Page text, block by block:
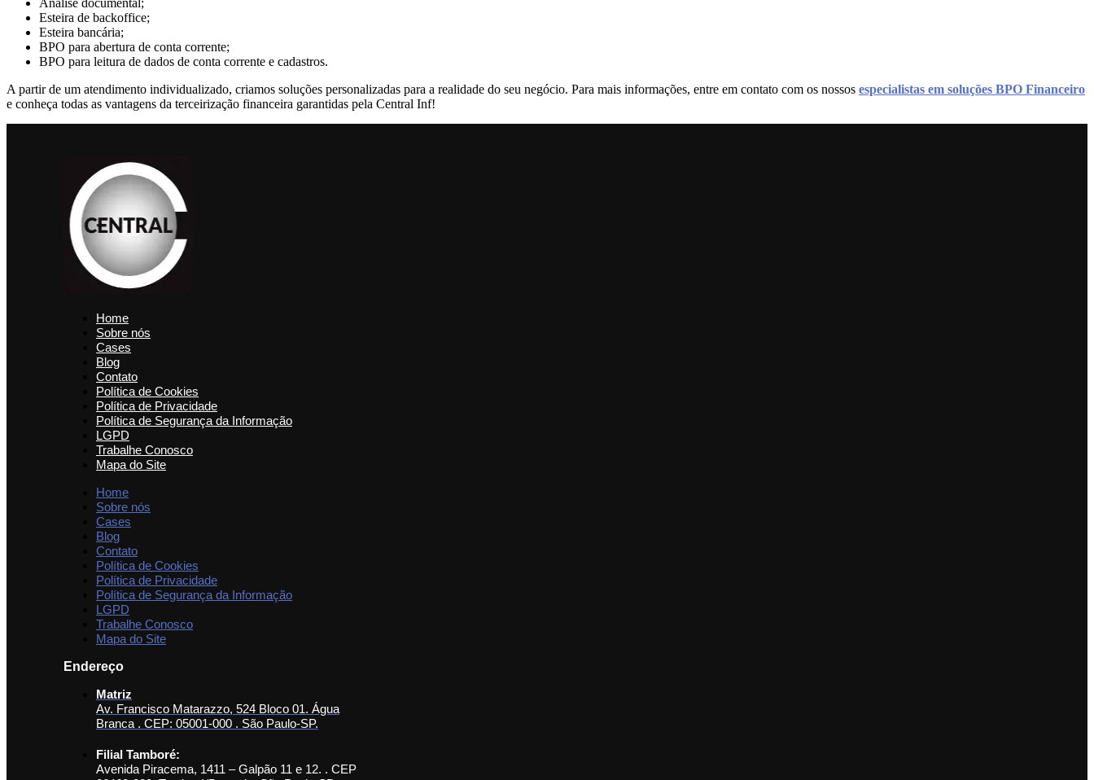
Análise documental;
Esteira de backoffice;
Esteira bancária;
BPO para abertura de conta corrente;
BPO para leitura de dados de conta corrente e cadastros.
A partir de um atendimento individualizado, criamos soluções personalizadas para a realidade do seu negócio. Para mais informações, entre em contato com os nossos especialistas em soluções BPO Financeiro
e conheça todas as vantagens da terceirização financeira garantidas pela Central Inf!
Home
Sobre nós
Cases
Blog
Contato
Política de Cookies
Política de Privacidade
Política de Segurança da Informação
LGPD
Trabalhe Conosco
Mapa do Site
Home
Sobre nós
Cases
Blog
Contato
Política de Cookies
Política de Privacidade
Política de Segurança da Informação
LGPD
Trabalhe Conosco
Mapa do Site
Endereço
Matriz
Av. Francisco Matarazzo, 524 Bloco 01. Água
Branca . CEP: 05001-000 . São Paulo-SP.
Filial Tamboré:
Avenida Piracema, 1411 – Galpão 11 e 12. . CEP